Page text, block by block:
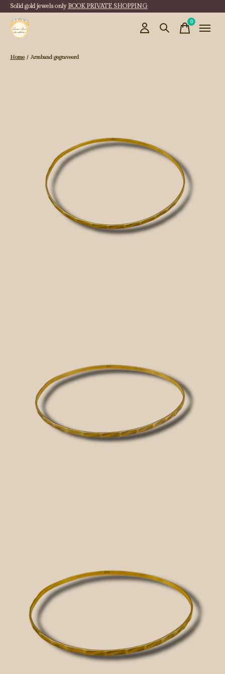
Solid gold jewels only BOOK PRIVATE SHOPPING
0items
Home / Armband gegraveerd